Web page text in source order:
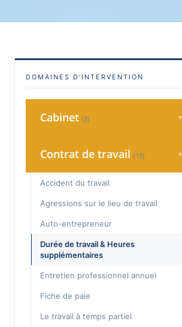
DOMAINES D'INTERVENTION
Cabinet (3) ▾
Honoraires
Contrat de travail (18) ▾
Accident du travail
Agressions sur le lieu de travail
Auto-entrepreneur
Durée de travail & Heures
supplémentaires
Entretien professionnel annuel
Fiche de paie
Le travail à temps partiel